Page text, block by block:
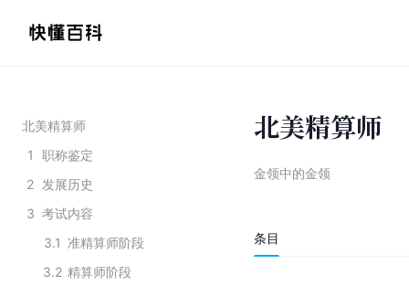
北美精算师
1
职称鉴定
2 发展历史
3 考试内容
3.1 准精算师阶段
3.2 精算师阶段
北美精算师
金领中的金领
条目